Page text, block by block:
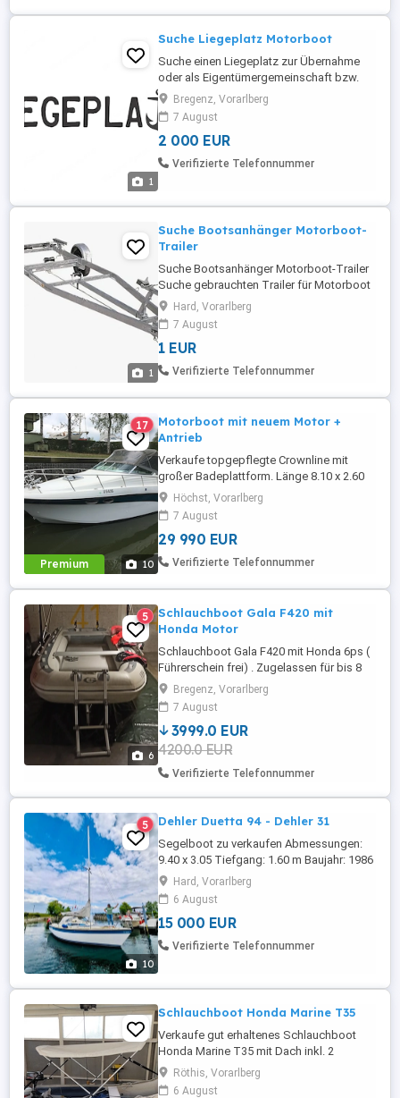
1
Suche Liegeplatz Motorboot
Suche einen Liegeplatz zur Übernahme
oder als Eigentümergemeinschaft bzw.
Saisonliegeplatz. Gerne alles anbieten
auch außergewöhnliche Möglichkeiten.
Eventuell auch in Kombination mit einer
Bootsübernahme. Pünktliche und
zuverlässige Zahlung ist
Bregenz, Vorarlberg
7 August
2 000 EUR
Verifizierte Telefonnummer
1
Suche Bootsanhänger Motorboot-
Trailer
Suche Bootsanhänger Motorboot-Trailer
Suche gebrauchten Trailer für Motorboot
(6,5 m Länge, 1,8 m Breite, ca. 500 kg
Gewicht). Gerne auch ältere Modelle.
Angebote mit Fotos und Preisvorstellung
bitte melden. Danke!
Hard, Vorarlberg
7 August
1 EUR
Verifizierte Telefonnummer
Premium 10
17
Motorboot mit neuem Motor +
Antrieb
Verkaufe topgepflegte Crownline mit
großer Badeplattform. Länge 8.10 x 2.60
m, Mercruiser V8 5,7L Motor und Antrieb
Neu (ca. 90 Stunden ) Vorgeführt bis ende
2027 Neue Batterien, Ladegerät, Pumpen,
Unterwasser, Heißwasser Dusche im
ganzen Boot, el. Ankerwinde, WC,
Schlafplätze, ...
Höchst, Vorarlberg
7 August
29 990 EUR
Verifizierte Telefonnummer
6
5
Schlauchboot Gala F420 mit
Honda Motor
Schlauchboot Gala F420 mit Honda 6ps (
Führerschein frei) . Zugelassen für bis 8
Personen (1000 kg) Motor bis 40 PS
möglich . Zu verkaufen mit viel Zubehör.
Standort Lustenau
Bregenz, Vorarlberg
7 August
3999.0 EUR
4200.0 EUR
Verifizierte Telefonnummer
10
5 Dehler Duetta 94 - Dehler 31
Segelboot zu verkaufen Abmessungen:
9.40 x 3.05 Tiefgang: 1.60 m Baujahr: 1986
Rumpfmaterial: GFK Segelfläche: 53 m2
Großsegel, Genua, Sturmfock, Spinnaker
Motor: Yanmar 2 GM 20, Innenbord (13,23
kw), Diesel, ca. 820 Betriebsstunden
Prüfungen: Mai 2025 (neu),
Hard, Vorarlberg
6 August
15 000 EUR
Verifizierte Telefonnummer
Schlauchboot Honda Marine T35
Verkaufe gut erhaltenes Schlauchboot
Honda Marine T35 mit Dach inkl. 2
Motoren: Elektromotor 24V 800W und
4takt Motor Honda 15 PS.
Röthis, Vorarlberg
6 August